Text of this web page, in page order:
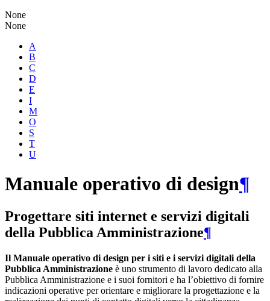
None
None
A
B
C
D
E
I
M
O
S
T
U
Manuale operativo di design¶
Progettare siti internet e servizi digitali
della Pubblica Amministrazione¶
Il Manuale operativo di design per i siti e i servizi digitali della
Pubblica Amministrazione è uno strumento di lavoro dedicato alla
Pubblica Amministrazione e i suoi fornitori e ha l’obiettivo di fornire
indicazioni operative per orientare e migliorare la progettazione e la